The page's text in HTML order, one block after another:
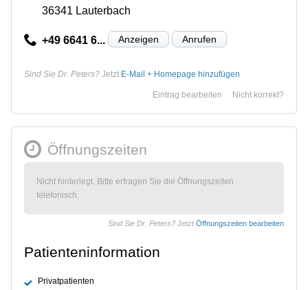
36341 Lauterbach
+49 6641 6... Anzeigen Anrufen
Sind Sie Dr. Peters? Jetzt E-Mail + Homepage hinzufügen
Nicht korrekt?
Eintrag bearbeiten
Öffnungszeiten
Nicht hinterlegt. Bitte erfragen Sie die Öffnungszeiten
telefonisch.
Sind Sie Dr. Peters? Jetzt Öffnungszeiten bearbeiten
Patienteninformation
Privatpatienten